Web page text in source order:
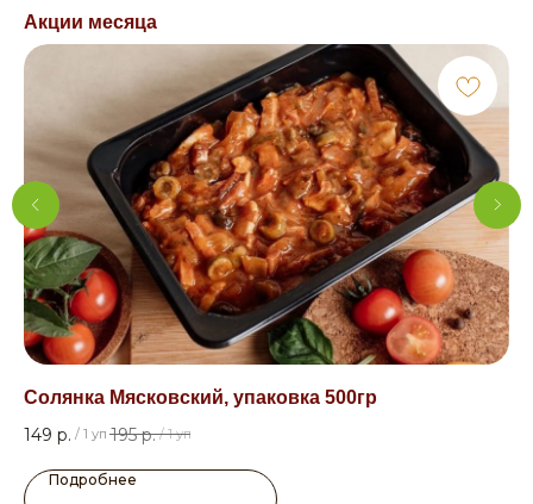
Акции месяца
Солянка Мясковский, упаковка 500гр
149 р. / 1 уп 195 р. / 1 уп
Подробнее